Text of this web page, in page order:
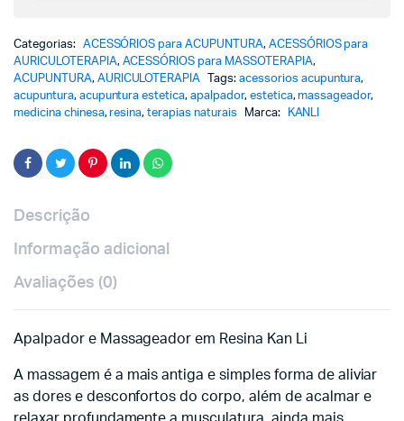
Categorias: ACESSÓRIOS para ACUPUNTURA, ACESSÓRIOS para
AURICULOTERAPIA, ACESSÓRIOS para MASSOTERAPIA,
ACUPUNTURA, AURICULOTERAPIA Tags:acessorios acupuntura,
acupuntura, acupuntura estetica,apalpador, estetica,massageador,
medicina chinesa,resina,terapias naturais Marca: KANLI
Descrição
Informação adicional
Avaliações (0)
Apalpador e Massageador em Resina Kan Li
A massagem é a mais antiga e simples forma de aliviar
as dores e desconfortos do corpo, além de acalmar e